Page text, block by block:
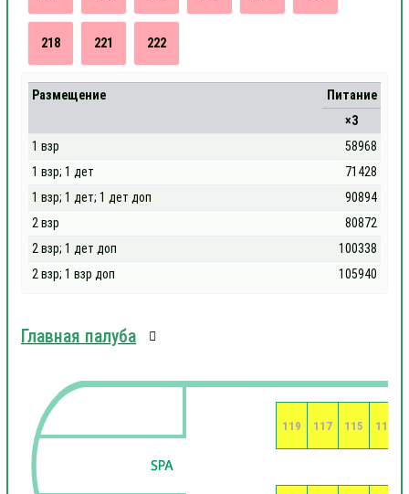
218 221 222
Размещение
Питание
×3
1 взр
58968
1 взр; 1 дет
71428
1 взр; 1 дет; 1 дет доп
90894
2 взр
80872
2 взр; 1 дет доп
100338
2 взр; 1 взр доп
105940
Главная палуба
113
115
117
119